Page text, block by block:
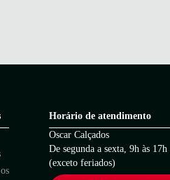
Horário de atendimento
Oscar Calçados
De segunda a sexta, 9h às 17h
(exceto feriados)